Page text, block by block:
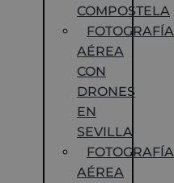
COMPOSTELA
FOTOGRAFÍA
AÉREA
CON
DRONES
EN
SEVILLA
FOTOGRAFÍA
AÉREA